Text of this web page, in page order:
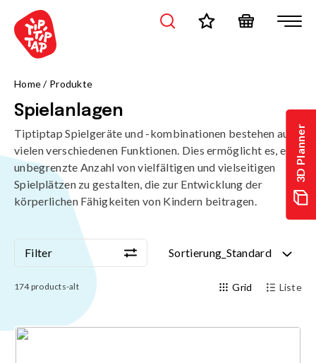
3D Planner
Home/ Produkte
Spielanlagen
Tiptiptap Spielgeräte und -kombinationen bestehen aus
vielen verschiedenen Funktionen. Dies ermöglicht es, eine
unbegrenzte Anzahl von vielfältigen und vielseitigen
Spielplätzen zu gestalten, die zur Entwicklung der
körperlichen Fähigkeiten von Kindern beitragen.
Filter Sortierung_Standard
Filter Sortierung_Standard
174products-alt Grid Liste